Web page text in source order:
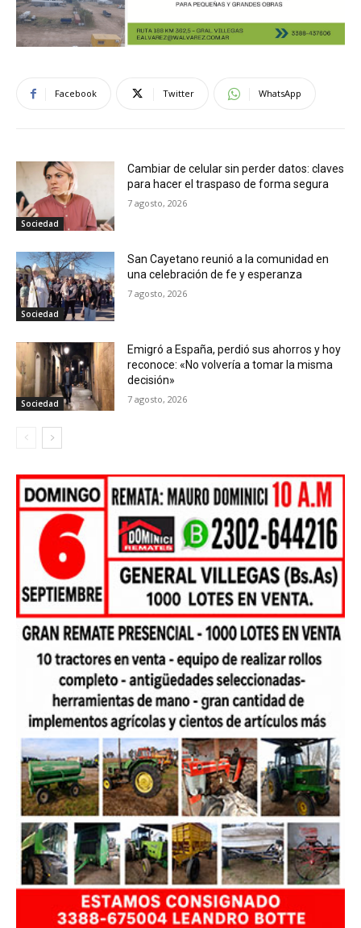
Facebook Twitter WhatsApp
Sociedad
Cambiar de celular sin perder datos: claves
para hacer el traspaso de forma segura
7 agosto, 2026
Sociedad
San Cayetano reunió a la comunidad en
una celebración de fe y esperanza
7 agosto, 2026
Sociedad
Emigró a España, perdió sus ahorros y hoy
reconoce: «No volvería a tomar la misma
decisión»
7 agosto, 2026